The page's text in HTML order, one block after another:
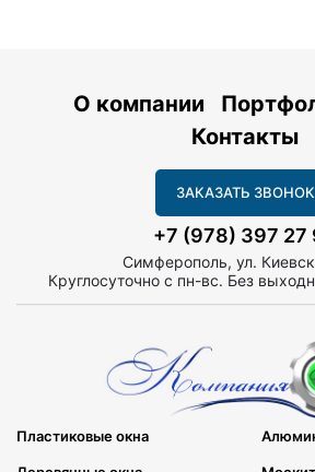
О компании
Контакты
ЗАКАЗАТЬ ЗВОНОК
+7 (978) 397 27
Симферополь, ул.
Круглосуточно с пн-вс. Без
Пластиковые окна